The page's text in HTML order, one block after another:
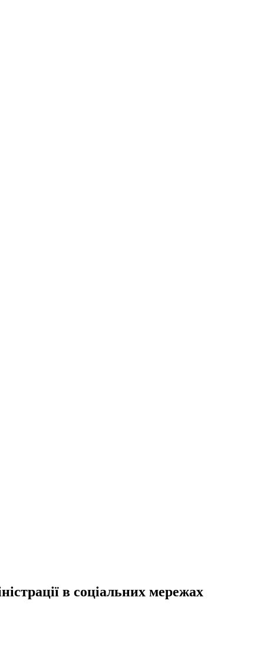
в соціальних мережах